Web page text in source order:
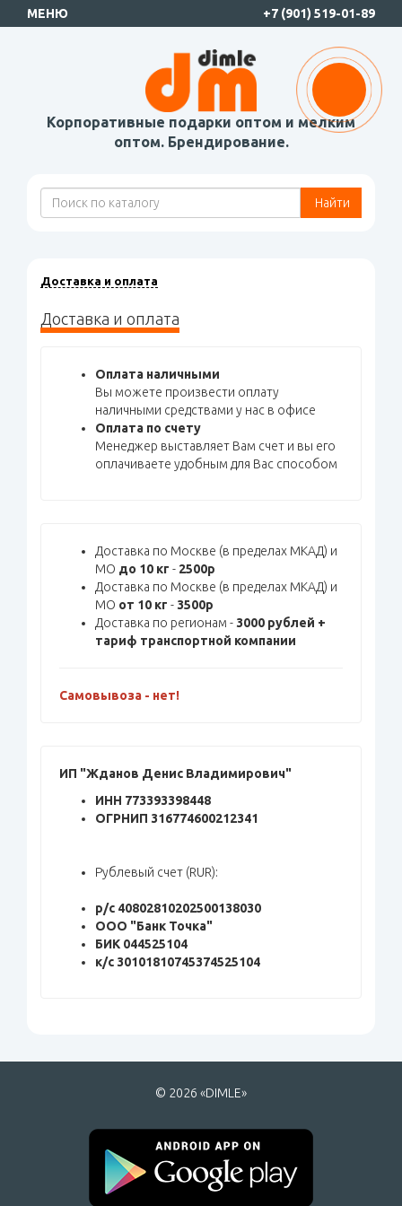
МЕНЮ +7 (901) 519-01-89
Корпоративные подарки оптом и мелким
оптом. Брендирование.
Найти
Доставка и оплата
Доставка и оплата
Оплата наличными
Вы можете произвести оплату
наличными средствами у нас в офисе
Оплата по счету
Менеджер выставляет Вам счет и вы его
оплачиваете удобным для Вас способом
Доставка по Москве (в пределах МКАД) и
МО до 10 кг - 2500р
Доставка по Москве (в пределах МКАД) и
МО от 10 кг - 3500р
Доставка по регионам - 3000 рублей +
тариф транспортной компании
Самовывоза - нет!
ИП "Жданов Денис Владимирович"
ИНН 773393398448
ОГРНИП 316774600212341
Рублевый счет (RUR):
р/c 40802810202500138030
ООО "Банк Точка"
БИК 044525104
к/с 30101810745374525104
© 2026 «DIMLE»